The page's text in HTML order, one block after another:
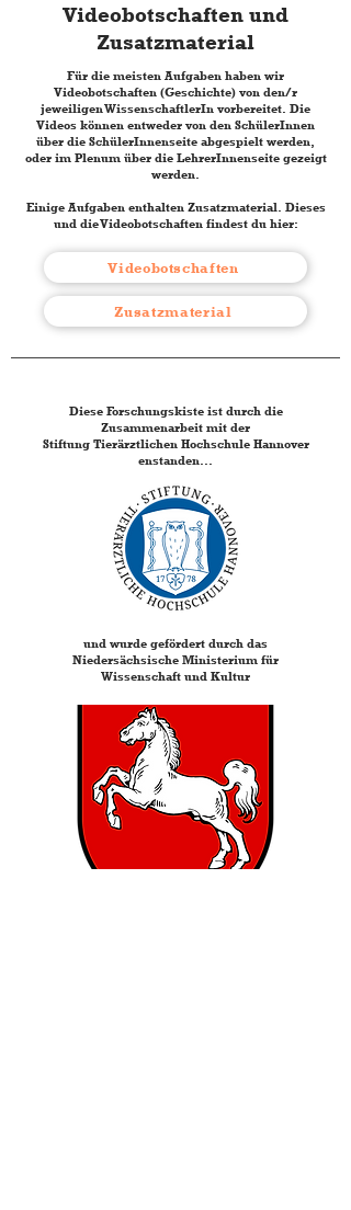
Videobotschaften und
Zusatzmaterial
Für die meisten Aufgaben haben wir
Videobotschaften (Geschichte) von den/r
jeweiligen WissenschaftlerIn vorbereitet. Die
Videos können entweder von den SchülerInnen
über die SchülerInnenseite abgespielt werden,
oder im Plenum über die LehrerInnenseite gezeigt
werden.
Einige Aufgaben enthalten Zusatzmaterial. Dieses
und die Videobotschaften findest du hier:
Videobotschaften
Zusatzmaterial
Diese Forschungskiste ist durch die
Zusammenarbeit mit der
Stiftung Tierärztlichen Hochschule Hannover
enstanden...
und wurde gefördert durch das
Niedersächsische Ministerium für
Wissenschaft und Kultur